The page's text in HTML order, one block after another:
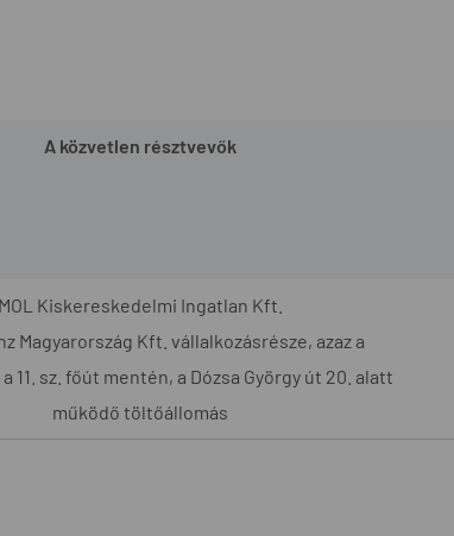
A közvetlen résztvevők
MOL Kiskereskedelmi Ingatlan Kft.
Magyarország Kft. vállalkozásrésze, azaz a
11. sz. főút mentén, a Dózsa György út 20. alatt
működő töltőállomás